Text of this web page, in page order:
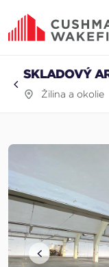
hlavný
obsah
SKLADOVÝ
Žilina a okolie